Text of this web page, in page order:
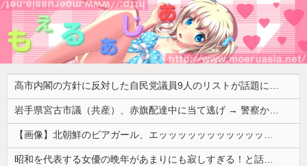
高市内閣の方針に反対した自民党議員9人のリストが話題に、「岩屋はどこへ行った？」との指摘もあるが……
岩手県宮古市議（共産）、赤旗配達中に当て逃げ → 警察から連絡が来て宮古署を訪れ事情聴取
【画像】北朝鮮のビアガール、エッッッッッッッッッッッッッッッッッ！
昭和を代表する女優の晩年があまりにも寂しすぎる！と話題に、自身の子供を餓死する寸前までネグレクトした挙句……